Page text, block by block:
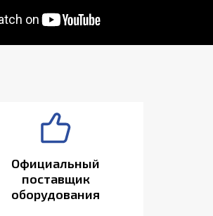
Официальный
поставщик
оборудования